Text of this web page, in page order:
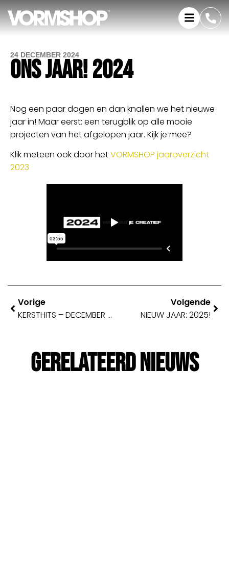
24 DECEMBER 2024
ONS JAAR! 2024
Nog een paar dagen en dan knallen we het nieuwe
jaar in! Maar eerst: een terugblik op alle mooie
projecten van het afgelopen jaar. Kijk je mee?
Klik meteen ook door hetVORMSHOP jaaroverzicht
2023
Vorige
KERSTHITS – DECEMBER 2024
Volgende
NIEUW JAAR: 2025!
Gerelateerd Nieuws